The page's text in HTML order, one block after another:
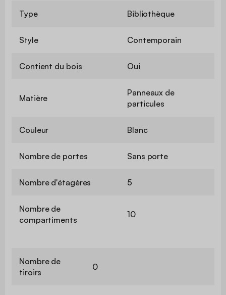
Type Bibliothèque
Style Contemporain
Contient du bois Oui
Matière
Panneaux de
particules
Couleur Blanc
Nombre de portes Sans porte
Nombre d'étagères 5
Nombre de
compartiments
10
Nombre de
tiroirs
0